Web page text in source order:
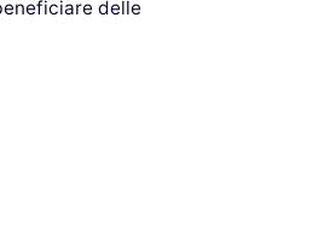
delle